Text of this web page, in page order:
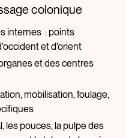
colonique
internes : points
et d’orient
et des centres
mobilisation, foulage,
les pouces, la pulpe des